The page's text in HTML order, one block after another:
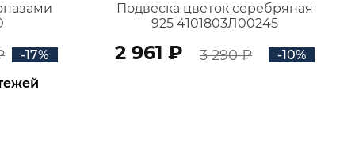
-17%
Подвеска цветок серебряная
925 4101803Л00245
2 961 ₽ 3 290 ₽ -10%